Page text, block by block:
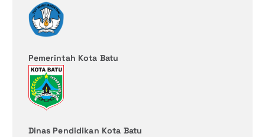
Pemerintah Kota Batu
Dinas Pendidikan Kota Batu